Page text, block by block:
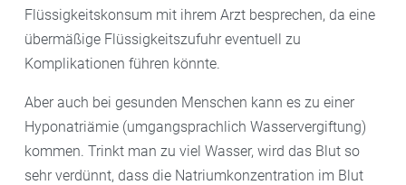
Flüssigkeitskonsum mit ihrem Arzt besprechen, da eine
übermäßige Flüssigkeitszufuhr eventuell zu
Komplikationen führen könnte.
Aber auch bei gesunden Menschen kann es zu einer
Hyponatriämie (umgangsprachlich Wasservergiftung)
kommen. Trinkt man zu viel Wasser, wird das Blut so
sehr verdünnt, dass die Natriumkonzentration im Blut